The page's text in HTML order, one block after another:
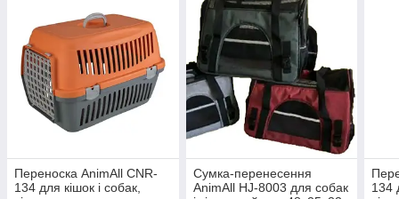
Переноска AnimAll CNR-
134 для кішок і собак,
Сумка-перенесення
AnimAll HJ-8003 для собак
134